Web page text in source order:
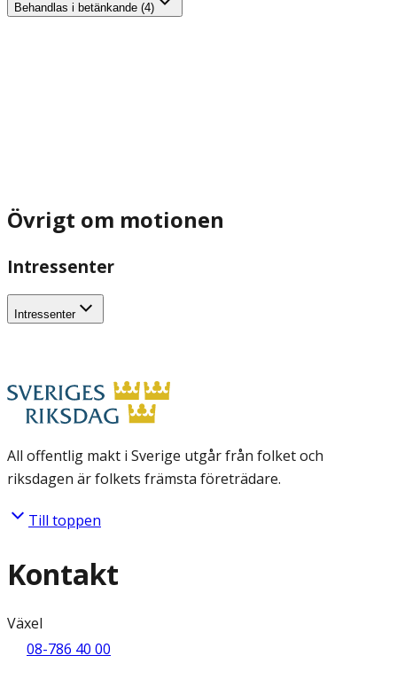
Behandlas i betänkande (4)
Övrigt om motionen
Intressenter
Intressenter
All offentlig makt i Sverige utgår från folket och
riksdagen är folkets främsta företrädare.
Till toppen
Kontakt
Växel
08-786 40 00